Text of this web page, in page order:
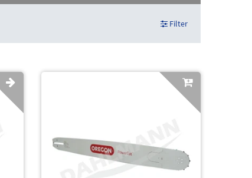
Filter